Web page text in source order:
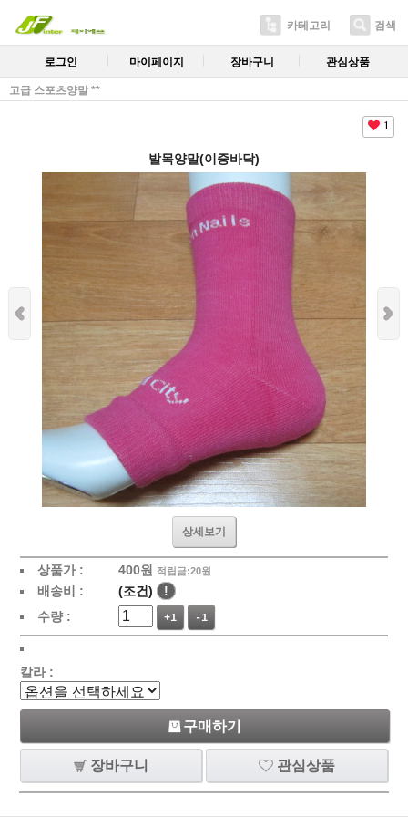
카테고리 검색
로그인 마이페이지 장바구니 관심상품
고급 스포츠양말 **
1
발목양말(이중바닥)
상세보기
상품가 : 400원 적립금:20원
배송비 : (조건)
!
수량 :
+1 -1
칼라 :
구매하기
장바구니 관심상품